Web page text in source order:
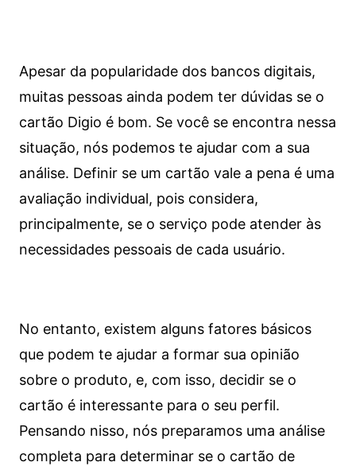
Apesar da popularidade dos bancos digitais,
muitas pessoas ainda podem ter dúvidas se o
cartão Digio é bom. Se você se encontra nessa
situação, nós podemos te ajudar com a sua
análise. Definir se um cartão vale a pena é uma
avaliação individual, pois considera,
principalmente, se o serviço pode atender às
necessidades pessoais de cada usuário.
No entanto, existem alguns fatores básicos
que podem te ajudar a formar sua opinião
sobre o produto, e, com isso, decidir se o
cartão é interessante para o seu perfil.
Pensando nisso, nós preparamos uma análise
completa para determinar se o cartão de